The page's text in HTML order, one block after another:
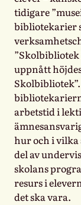
tidigare
bibliotekarier
”Skolbibliotek
uppnått
arbetstid i
hur och i vilka
del av
skolans
resurs i
det ska vara.